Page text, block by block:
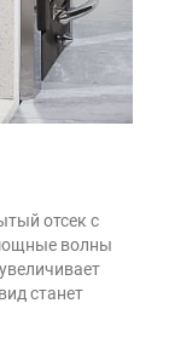
отсек с
волны
станет